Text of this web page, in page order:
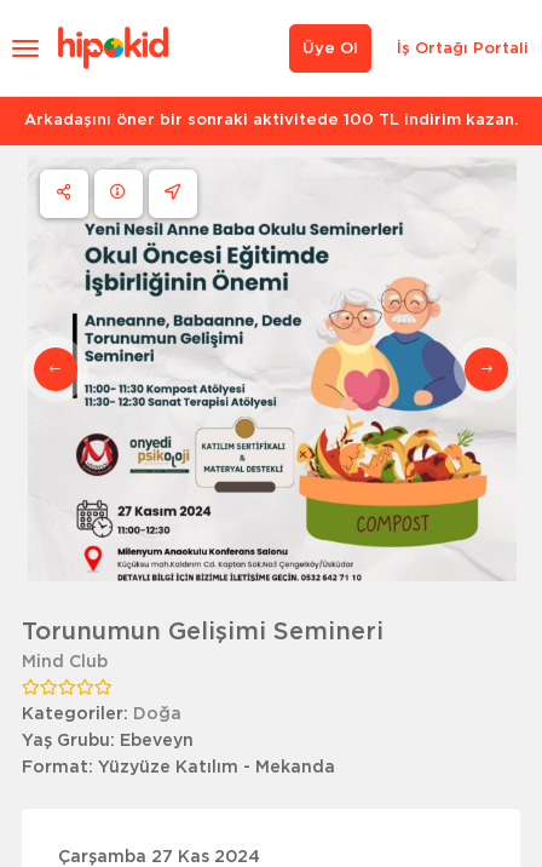
İş Ortağı Portali
Üye Ol
Arkadaşını öner bir sonraki aktivitede 100 TL indirim kazan.
Torunumun Gelişimi Semineri
Mind Club
Kategoriler: Doğa
Yaş Grubu: Ebeveyn
Format: Yüzyüze Katılım - Mekanda
Çarşamba 27 Kas 2024